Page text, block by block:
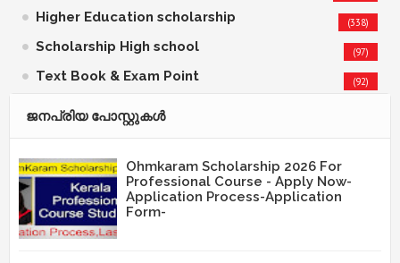
Higher Education scholarship (338)
Scholarship High school (97)
Text Book & Exam Point (92)
ജനപ്രിയ പോസ്റ്റുകള്‍‌
Ohmkaram Scholarship 2026 For
Professional Course - Apply Now-
Application Process-Application
Form-